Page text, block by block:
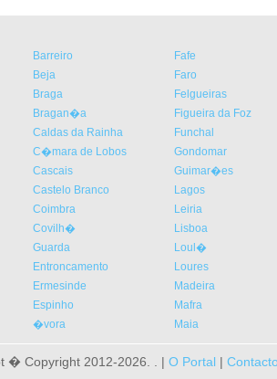
Barreiro
Beja
Braga
Bragan�a
Caldas da Rainha
C�mara de Lobos
Cascais
Castelo Branco
Coimbra
Covilh�
Guarda
Entroncamento
Ermesinde
Espinho
�vora
Fafe
Faro
Felgueiras
Figueira da Foz
Funchal
Gondomar
Guimar�es
Lagos
Leiria
Lisboa
Loul�
Loures
Madeira
Mafra
Maia
Copyright 2012-2026. . | O Portal |